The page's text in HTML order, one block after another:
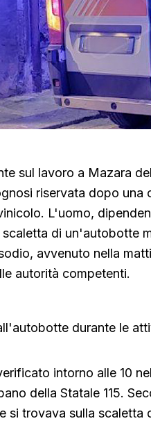
sul lavoro a Mazara
riservata dopo una
L'uomo,
di un'autobotte
avvenuto nella
autorità competenti.
durante le
intorno alle 10
della Statale 115.
si trovava sulla